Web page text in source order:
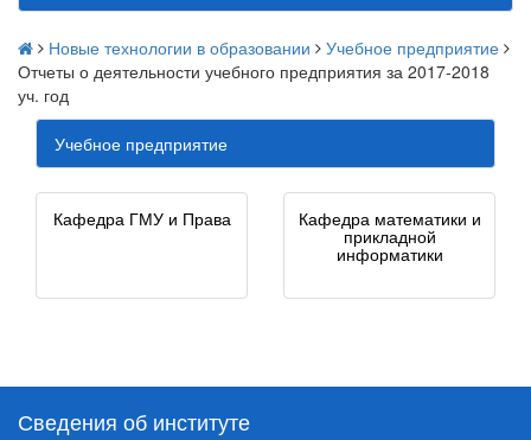
Новые технологии в образовании
Учебное предприятие
Отчеты о деятельности учебного предприятия за 2017-2018
уч. год
Учебное предприятие
Кафедра ГМУ и Права Кафедра математики и
прикладной
информатики
Сведения об институте